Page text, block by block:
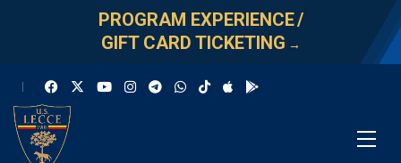
PROGRAM EXPERIENCE/
GIFT CARD TICKETING →